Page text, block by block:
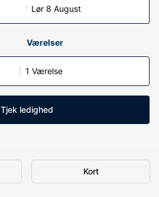
Lør 8 August
Værelser
1 Værelse
Tjek ledighed
Kort